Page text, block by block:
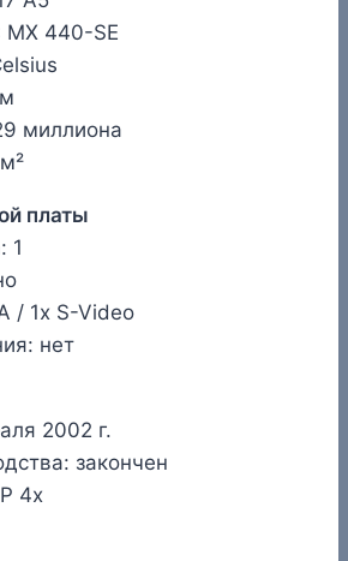
MX 440-SE
миллиона
платы
1
/ 1x S-Video
нет
2002 г.
закончен
4x